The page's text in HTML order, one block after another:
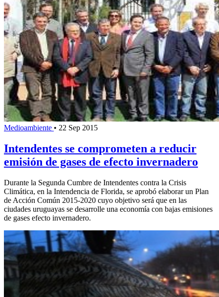
Medioambiente • 22 Sep 2015
Intendentes se comprometen a reducir
emisión de gases de efecto invernadero
Durante la Segunda Cumbre de Intendentes contra la Crisis
Climática, en la Intendencia de Florida, se aprobó elaborar un Plan
de Acción Común 2015-2020 cuyo objetivo será que en las
ciudades uruguayas se desarrolle una economía con bajas emisiones
de gases efecto invernadero.